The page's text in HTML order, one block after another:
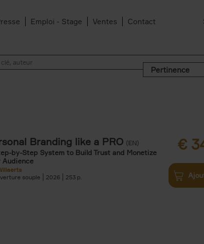
Emploi - Stage Ventes Contact
Pertinence
Branding like a PRO (EN)
by-Step System to Build Trust and Monetize
Audience
souple
2026 253
€